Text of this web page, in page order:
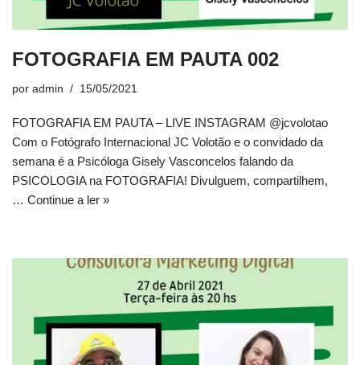
FOTOGRAFIA EM PAUTA 002
por admin 15/05/2021
FOTOGRAFIA EM PAUTA – LIVE INSTAGRAM @jcvolotao
Com o Fotógrafo Internacional JC Volotão e o convidado da
semana é a Psicóloga Gisely Vasconcelos falando da
PSICOLOGIA na FOTOGRAFIA! Divulguem, compartilhem,
… Continue a ler »